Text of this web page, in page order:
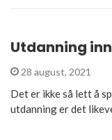
Utdanning
28 august, 2021
Det er ikke så lett å
utdanning er det